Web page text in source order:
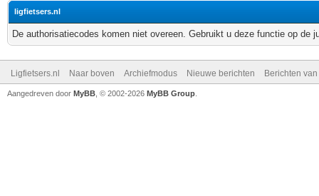
ligfietsers.nl
De authorisatiecodes komen niet overeen. Gebruikt u deze functie op de
Ligfietsers.nl Naar boven Archiefmodus Nieuwe berichten Berichten
Aangedreven door MyBB , © 2002-2026 MyBB Group